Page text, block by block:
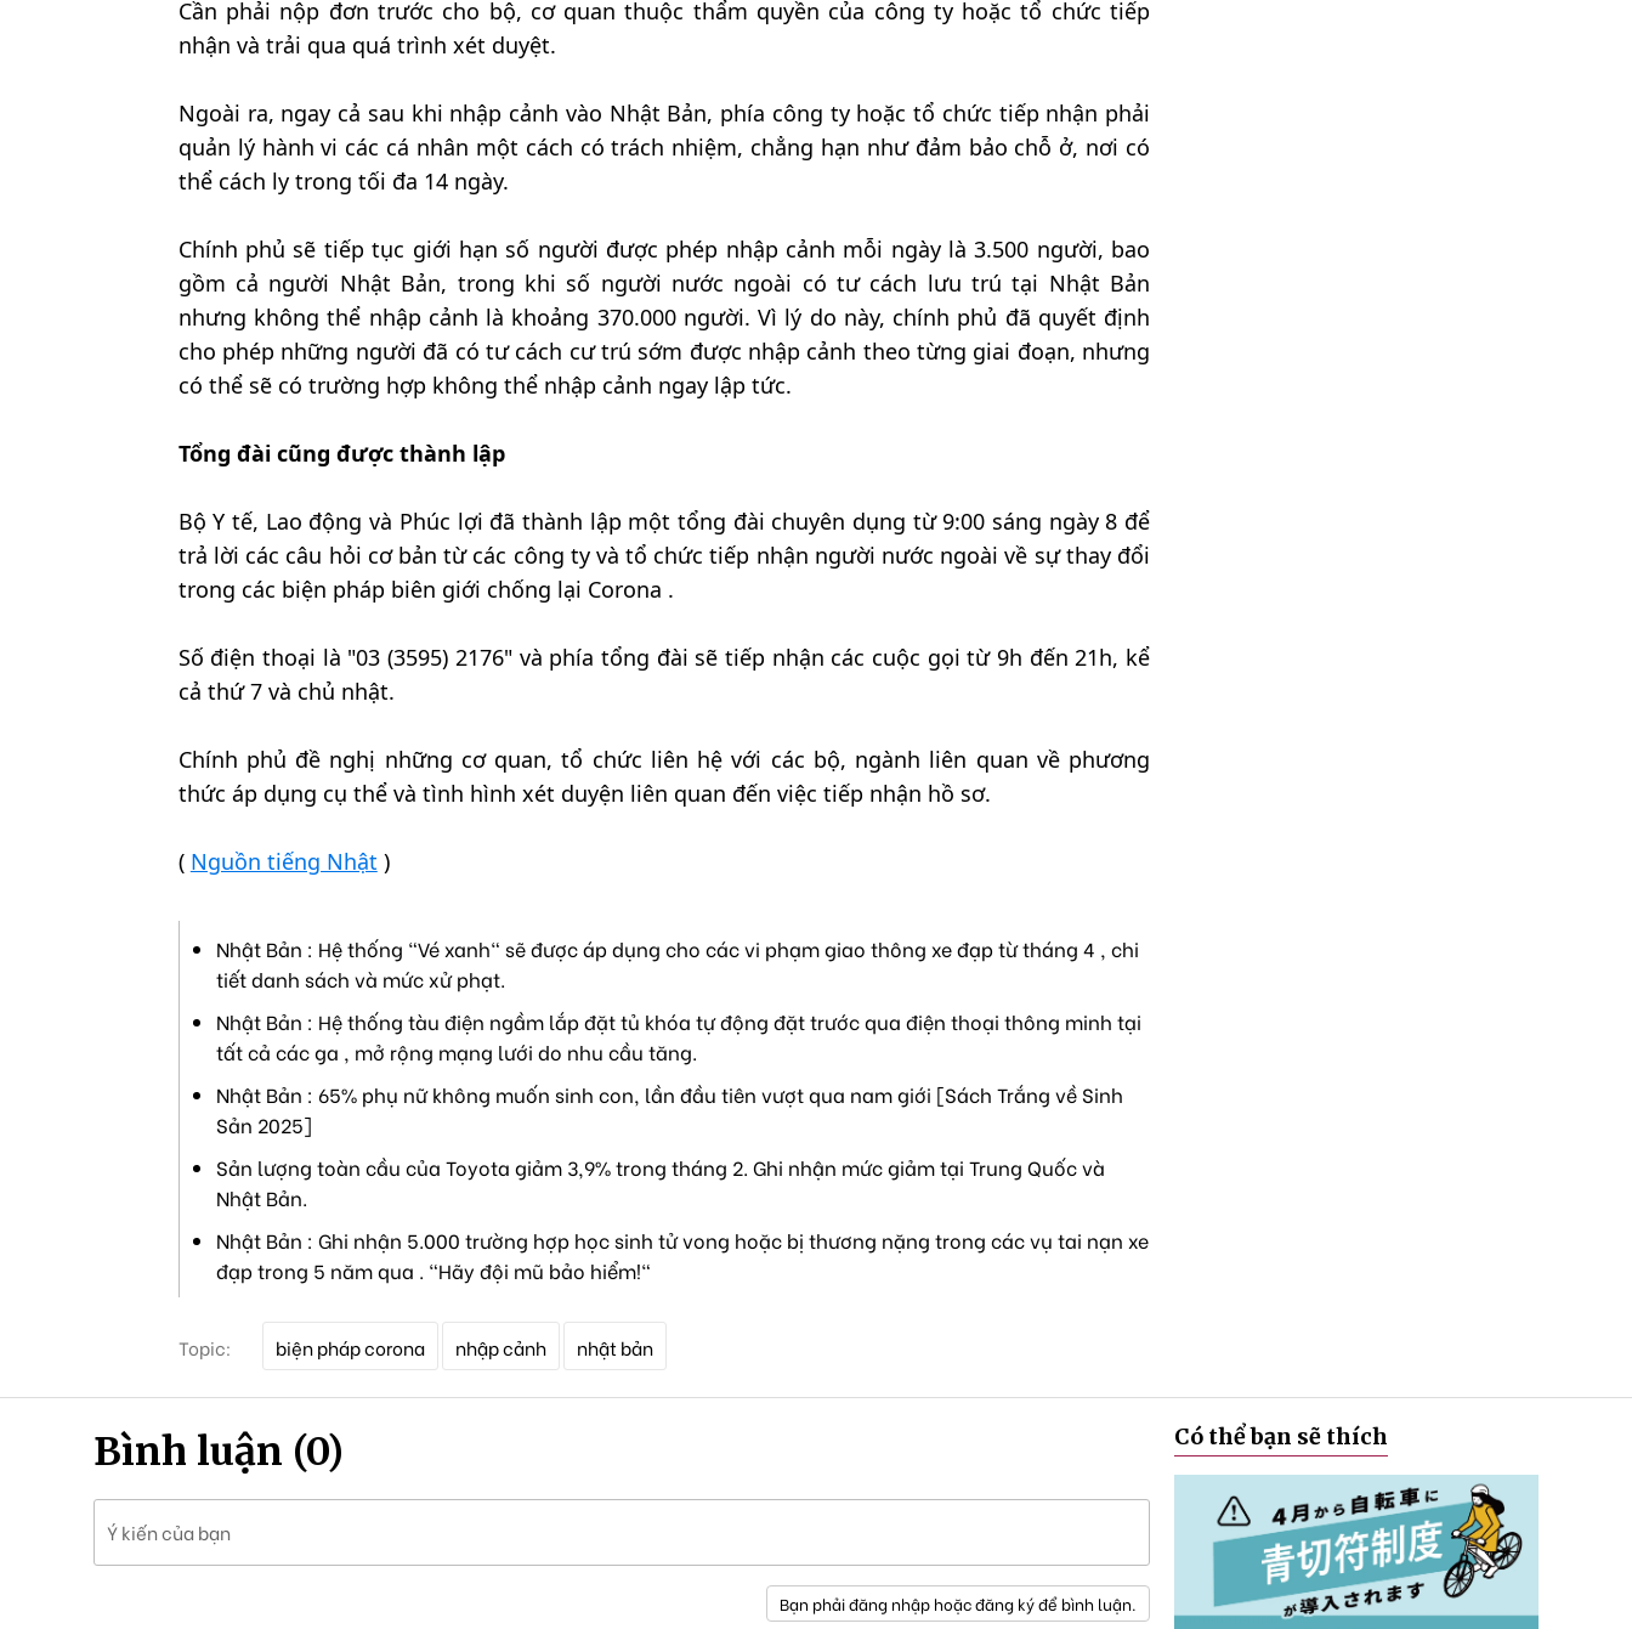
Cần phải nộp đơn trước cho bộ, cơ quan thuộc thẩm quyền của công ty hoặc tổ chức tiếp
nhận và trải qua quá trình xét duyệt.
Ngoài ra, ngay cả sau khi nhập cảnh vào Nhật Bản, phía công ty hoặc tổ chức tiếp nhận phải
quản lý hành vi các cá nhân một cách có trách nhiệm, chẳng hạn như đảm bảo chỗ ở, nơi có
thể cách ly trong tối đa 14 ngày.
Chính phủ sẽ tiếp tục giới hạn số người được phép nhập cảnh mỗi ngày là 3.500 người, bao
gồm cả người Nhật Bản, trong khi số người nước ngoài có tư cách lưu trú tại Nhật Bản
nhưng không thể nhập cảnh là khoảng 370.000 người. Vì lý do này, chính phủ đã quyết định
cho phép những người đã có tư cách cư trú sớm được nhập cảnh theo từng giai đoạn, nhưng
có thể sẽ có trường hợp không thể nhập cảnh ngay lập tức.
Tổng đài cũng được thành lập
Bộ Y tế, Lao động và Phúc lợi đã thành lập một tổng đài chuyên dụng từ 9:00 sáng ngày 8 để
trả lời các câu hỏi cơ bản từ các công ty và tổ chức tiếp nhận người nước ngoài về sự thay đổi
trong các biện pháp biên giới chống lại Corona .
Số điện thoại là "03 (3595) 2176" và phía tổng đài sẽ tiếp nhận các cuộc gọi từ 9h đến 21h, kể
cả thứ 7 và chủ nhật.
Chính phủ đề nghị những cơ quan, tổ chức liên hệ với các bộ, ngành liên quan về phương
thức áp dụng cụ thể và tình hình xét duyện liên quan đến việc tiếp nhận hồ sơ.
( Nguồn tiếng Nhật )
Nhật Bản : Hệ thống "Vé xanh" sẽ được áp dụng cho các vi phạm giao thông xe đạp từ tháng 4 , chi
tiết danh sách và mức xử phạt.
Nhật Bản : Hệ thống tàu điện ngầm lắp đặt tủ khóa tự động đặt trước qua điện thoại thông minh tại
tất cả các ga , mở rộng mạng lưới do nhu cầu tăng.
Nhật Bản : 65% phụ nữ không muốn sinh con, lần đầu tiên vượt qua nam giới [Sách Trắng về Sinh
Sản 2025]
Sản lượng toàn cầu của Toyota giảm 3,9% trong tháng 2. Ghi nhận mức giảm tại Trung Quốc và
Nhật Bản.
Nhật Bản : Ghi nhận 5.000 trường hợp học sinh tử vong hoặc bị thương nặng trong các vụ tai nạn xe
đạp trong 5 năm qua . "Hãy đội mũ bảo hiểm!"
Topic:
a
biện pháp corona nhập cảnh nhật bản
Bình luận (0)
Ý kiến của bạn
Bạn phải đăng nhập hoặc đăng ký để bình luận.
Có thể bạn sẽ thích